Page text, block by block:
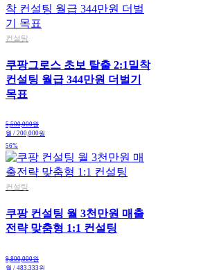
컨설팅
쿠팡그로스 초보 탈출 2:1밀착
컨설팅 월급 344만원 더벌기
목표
5,500,000원
월 / 200,000원
56%
컨설팅
쿠팡 컨설팅 월 3천만원 매출
전략 맞춤형 1:1 컨설팅
9,800,000원
월 / 483,333원